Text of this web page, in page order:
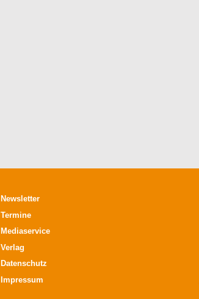
Newsletter
Termine
Mediaservice
Verlag
Datenschutz
Impressum